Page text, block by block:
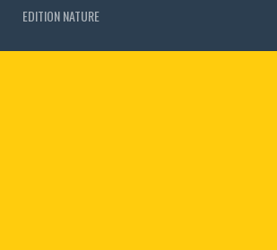
EDITION NATURE